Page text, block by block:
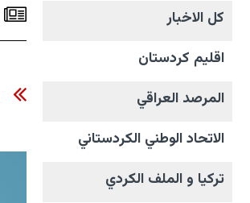
کل الاخبار
اقليم كردستان
المرصد العراقي
الاتحاد الوطني الکردستاني
تركيا و الملف الکردي